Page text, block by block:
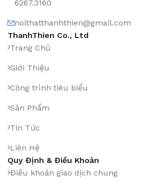
6267.3160
noithatthanhthien@gmail.com
ThanhThien Co., Ltd
Trang Chủ
Giới Thiệu
Công trình tiêu biểu
Sản Phẩm
Tin Tức
Liên Hệ
Quy Định & Điều Khoản
Điều khoản giao dịch chung